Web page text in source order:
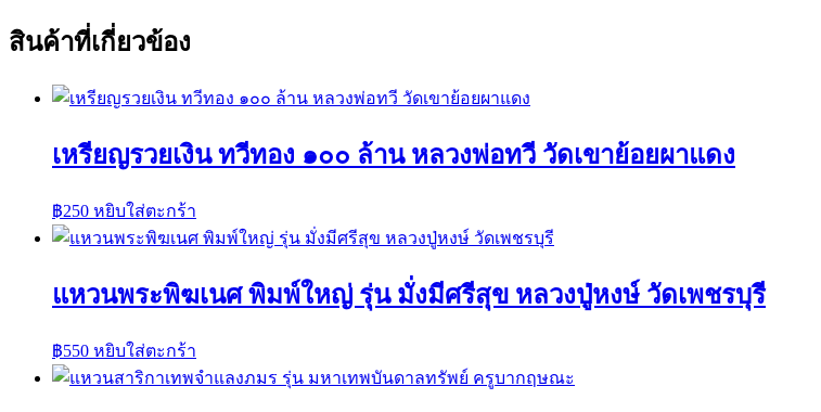
สินค้าที่เกี่ยวข้อง
เหรียญรวยเงิน ทวีทอง ๑๐๐ ล้าน หลวงพ่อทวี วัดเขาย้อยผาแดง
฿250 หยิบใส่ตะกร้า
แหวนพระพิฆเนศ พิมพ์ใหญ่ รุ่น มั่งมีศรีสุข หลวงปู่หงษ์ วัดเพชรบุรี
฿550 หยิบใส่ตะกร้า